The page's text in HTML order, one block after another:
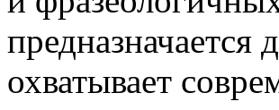
предназначается
охватывает